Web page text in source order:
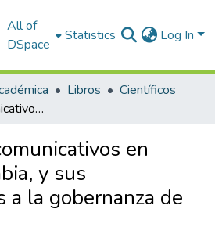
All of
DSpace
Statistics Log In
Libros
Científicos
Ecosistemas comunicativos en Nariño, Colombia, y sus contribuciones a la gobernanza de su territorio.
en
y sus
a la gobernanza de